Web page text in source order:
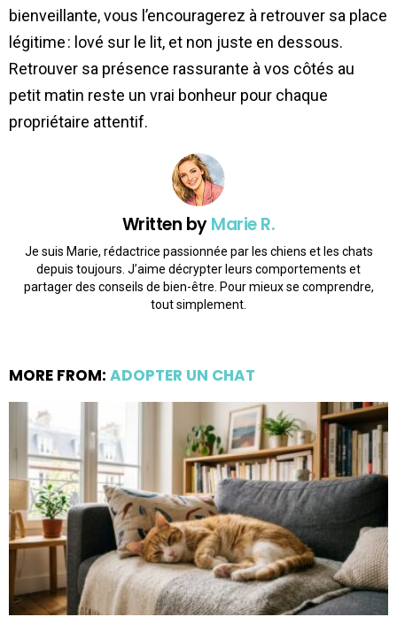
bienveillante, vous l’encouragerez à retrouver sa place
légitime : lové sur le lit, et non juste en dessous.
Retrouver sa présence rassurante à vos côtés au
petit matin reste un vrai bonheur pour chaque
propriétaire attentif.
Written byMarie R.
Je suis Marie, rédactrice passionnée par les chiens et les chats
depuis toujours. J’aime décrypter leurs comportements et
partager des conseils de bien-être. Pour mieux se comprendre,
tout simplement.
MORE FROM: ADOPTER UN CHAT